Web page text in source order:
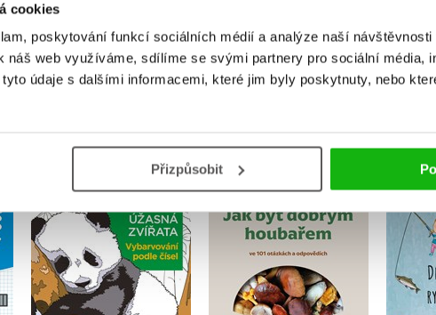
cookies
poskytování funkcí sociálních médií a analýze naší
náš web využíváme, sdílíme se svými partnery pro sociální média,
údaje s dalšími informacemi, které jim byly poskytnuty, nebo
Přizpůsobit
Vybarvování podle
čísel: Úžasná zvířata
Kolektiv
Jak být dobrým
houbařem
Radomír Socha
,
Aleš Vít